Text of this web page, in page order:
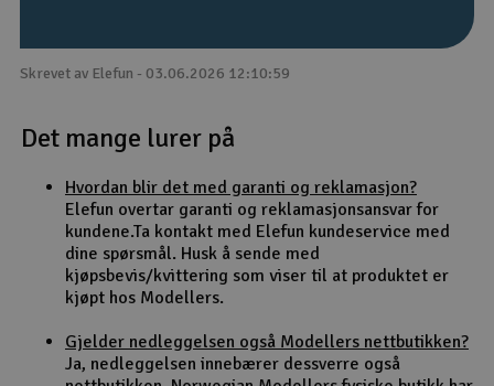
Outlet
Radioutstyr
Raketter
Smarthjem, lek & hobby
Solenergi
Skrevet av Elefun - 03.06.2026 12:10:59
Det mange lurer på
Hvordan blir det med garanti og reklamasjon?
Elefun overtar garanti og reklamasjonsansvar for
kundene.Ta kontakt med Elefun kundeservice med
dine spørsmål. Husk å sende med
kjøpsbevis/kvittering som viser til at produktet er
kjøpt hos Modellers.
Gjelder nedleggelsen også Modellers nettbutikken?
Ja, nedleggelsen innebærer dessverre også